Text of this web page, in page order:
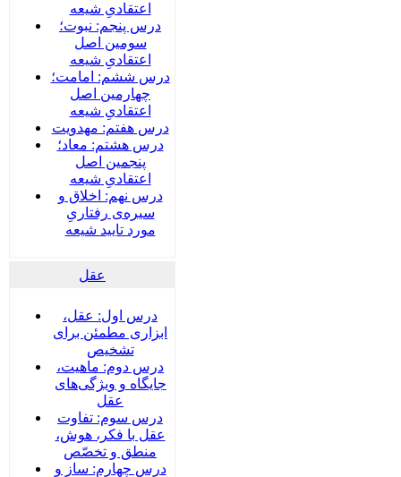
اعتقادیِ شیعه
درس پنجم: نبوت؛
سومین اصل
اعتقادیِ شیعه
درس ششم: امامت؛
چهارمین اصل
اعتقادیِ شیعه
درس هفتم: مهدویت
درس هشتم: معاد؛
پنجمین اصل
اعتقادیِ شیعه
درس نهم: اخلاق و
سیره‌ی رفتاریِ
مورد تایید شیعه
عقل
درس اول: عقل،
ابزاری مطمئن برای
تشخیص
درس دوم: ماهیت،
جایگاه و ویژگی‌های
عقل
درس سوم: تفاوت
عقل با فکر، هوش،
منطق و تخصّص
درس چهارم: ساز و